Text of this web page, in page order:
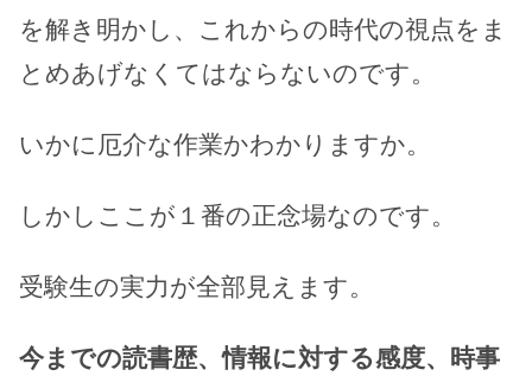
を解き明かし、これからの時代の視点をま
とめあげなくてはならないのです。
いかに厄介な作業かわかりますか。
しかしここが１番の正念場なのです。
受験生の実力が全部見えます。
今までの読書歴、情報に対する感度、時事